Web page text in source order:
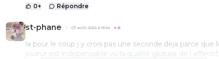
0+ Répondre
st-phane 07 août 2024 à 15:54 + 0
la pour le coup j y crois pas une seconde.deja parce que
joueur est indispensable vu la qualité globale de l